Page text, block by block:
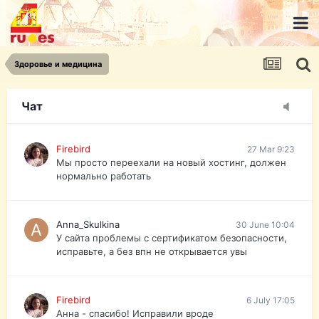
Здоровье и медицина
Чат
urist.dokument@gmail.com
https://pasport-ua.com/
Телеграмм @uristpassua
Firebird
Друзья - из России без VPN сайт и форум
Firebird 27 Mar 9:23
Мы просто переехали на новый хостинг, должен
нормально работать
Anna_Skulkina 30 June 10:04
У сайта проблемы с сертификатом безопасности,
исправьте, а без впн не открывается увы
Firebird 6 July 17:05
Анна - спасибо! Исправили вроде